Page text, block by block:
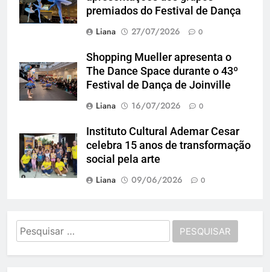
premiados do Festival de Dança
Liana
27/07/2026 0
Shopping Mueller apresenta o
The Dance Space durante o 43º
Festival de Dança de Joinville
Liana
16/07/2026 0
Instituto Cultural Ademar Cesar
celebra 15 anos de transformação
social pela arte
Liana
09/06/2026 0
Pesquisar
por: